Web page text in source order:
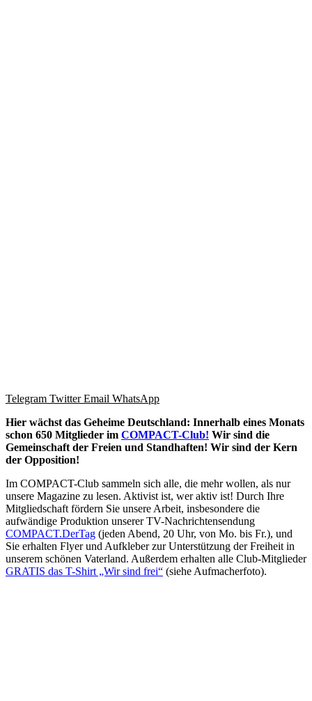
Telegram Twitter Email WhatsApp
Hier wächst das Geheime Deutschland: Innerhalb eines Monats
schon 650 Mitglieder im COMPACT-Club! Wir sind die
Gemeinschaft der Freien und Standhaften! Wir sind der Kern
der Opposition!
Im COMPACT-Club sammeln sich alle, die mehr wollen, als nur
unsere Magazine zu lesen. Aktivist ist, wer aktiv ist! Durch Ihre
Mitgliedschaft fördern Sie unsere Arbeit, insbesondere die
aufwändige Produktion unserer TV-Nachrichtensendung
COMPACT.DerTag (jeden Abend, 20 Uhr, von Mo. bis Fr.), und
Sie erhalten Flyer und Aufkleber zur Unterstützung der Freiheit in
unserem schönen Vaterland. Außerdem erhalten alle Club-Mitglieder
GRATIS das T-Shirt „Wir sind frei“ (siehe Aufmacherfoto).